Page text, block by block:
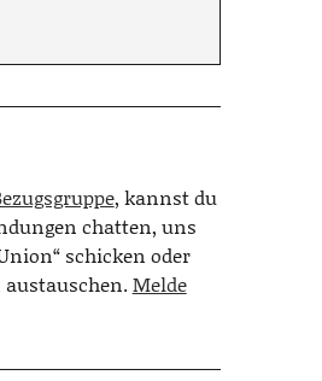
, kannst du
chatten, uns
schicken oder
Melde